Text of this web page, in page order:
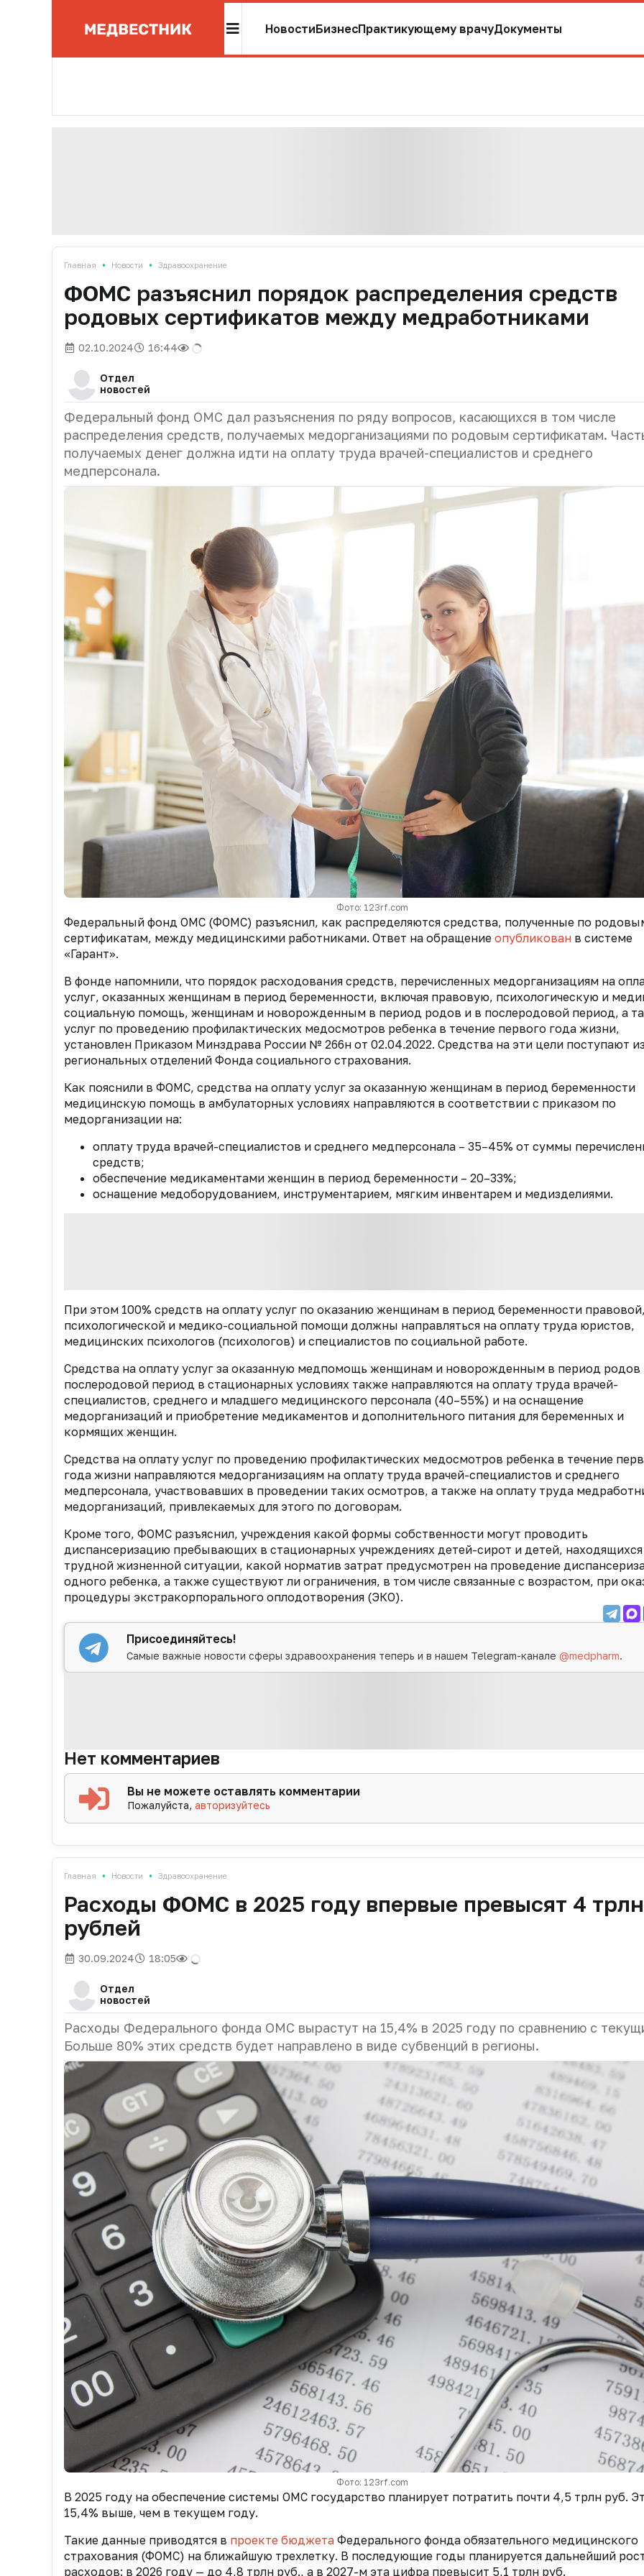
НовостиБизнесПрактикующему врачуДокументы
Главная • Новости • Здравоохранение
ФОМС разъяснил порядок распределения средств
родовых сертификатов между медработниками
02.10.2024 16:44
Отдел
новостей
Федеральный фонд ОМС дал разъяснения по ряду вопросов, касающихся в том числе
распределения средств, получаемых медорганизациями по родовым сертификатам.
получаемых денег должна идти на оплату труда врачей-специалистов и среднего
медперсонала.
Фото: 123rf.com
Федеральный фонд ОМС (ФОМС) разъяснил, как распределяются средства, полученные по
сертификатам, между медицинскими работниками. Ответ на обращение опубликован в системе
«Гарант».
В фонде напомнили, что порядок расходования средств, перечисленных медорганизациям на
услуг, оказанных женщинам в период беременности, включая правовую, психологическую и
социальную помощь, женщинам и новорожденным в период родов и в послеродовой период, а
услуг по проведению профилактических медосмотров ребенка в течение первого года жизни,
установлен Приказом Минздрава России № 266н от 02.04.2022. Средства на эти цели поступают
региональных отделений Фонда социального страхования.
Как пояснили в ФОМС, средства на оплату услуг за оказанную женщинам в период беременности
медицинскую помощь в амбулаторных условиях направляются в соответствии с приказом по
медорганизации на:
оплату труда врачей-специалистов и среднего медперсонала – 35–45% от суммы
средств;
обеспечение медикаментами женщин в период беременности – 20–33%;
оснащение медоборудованием, инструментарием, мягким инвентарем и медизделиями.
При этом 100% средств на оплату услуг по оказанию женщинам в период беременности
психологической и медико-социальной помощи должны направляться на оплату труда юристов,
медицинских психологов (психологов) и специалистов по социальной работе.
Средства на оплату услуг за оказанную медпомощь женщинам и новорожденным в период родов
послеродовой период в стационарных условиях также направляются на оплату труда врачей-
специалистов, среднего и младшего медицинского персонала (40–55%) и на оснащение
медорганизаций и приобретение медикаментов и дополнительного питания для беременных и
кормящих женщин.
Средства на оплату услуг по проведению профилактических медосмотров ребенка в течение
года жизни направляются медорганизациям на оплату труда врачей-специалистов и среднего
медперсонала, участвовавших в проведении таких осмотров, а также на оплату труда
медорганизаций, привлекаемых для этого по договорам.
Кроме того, ФОМС разъяснил, учреждения какой формы собственности могут проводить
диспансеризацию пребывающих в стационарных учреждениях детей-сирот и детей,
трудной жизненной ситуации, какой норматив затрат предусмотрен на проведение
одного ребенка, а также существуют ли ограничения, в том числе связанные с возрастом, при
процедуры экстракорпорального оплодотворения (ЭКО).
Присоединяйтесь!
Самые важные новости сферы здравоохранения теперь и в нашем Telegram-канале@medpharm.
Нет комментариев
Вы не можете оставлять комментарии
Пожалуйста,авторизуйтесь
Главная • Новости • Здравоохранение
Расходы ФОМС в 2025 году впервые превысят 4 трлн
рублей
30.09.2024 18:05
Отдел
новостей
Расходы Федерального фонда ОМС вырастут на 15,4% в 2025 году по сравнению с
Больше 80% этих средств будет направлено в виде субвенций в регионы.
Фото: 123rf.com
В 2025 году на обеспечение системы ОМС государство планирует потратить почти 4,5 трлн руб.
15,4% выше, чем в текущем году.
Такие данные приводятся в проекте бюджета Федерального фонда обязательного медицинского
страхования (ФОМС) на ближайшую трехлетку. В последующие годы планируется дальнейший
расходов: в 2026 году — до 4,8 трлн руб., а в 2027-м эта цифра превысит 5,1 трлн руб.